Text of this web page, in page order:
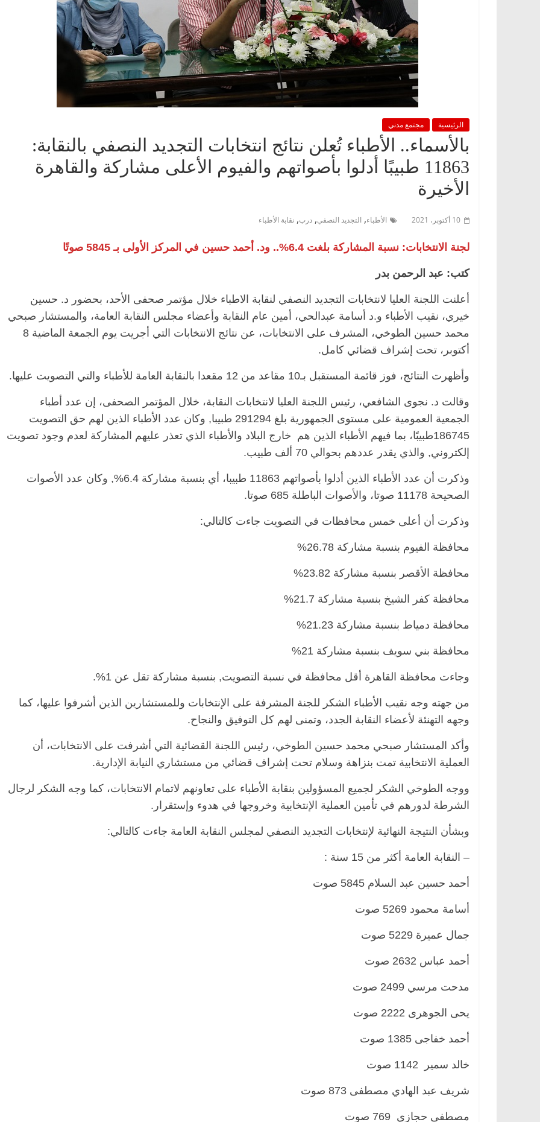
الرئيسية مجتمع مدني
بالأسماء.. الأطباء تُعلن نتائج انتخابات التجديد النصفي بالنقابة:
11863 طبيبًا أدلوا بأصواتهم والفيوم الأعلى مشاركة والقاهرة
الأخيرة
10 أكتوبر، 2021 الأطباء, التجديد النصفي, درب, نقابة الأطباء
لجنة الانتخابات: نسبة المشاركة بلغت 6.4%.. ود. أحمد حسين في المركز الأولى بـ 5845 صوتًا
كتب: عبد الرحمن بدر
أعلنت اللجنة العليا لانتخابات التجديد النصفي لنقابة الاطباء خلال مؤتمر صحفى الأحد، بحضور د. حسين
خيري، نقيب الأطباء و.د أسامة عبدالحي، أمين عام النقابة وأعضاء مجلس النقابة العامة، والمستشار صبحي
محمد حسين الطوخي، المشرف على الانتخابات، عن نتائج الانتخابات التي أجريت يوم الجمعة الماضية 8
أكتوبر، تحت إشراف قضائي كامل.
وأظهرت النتائج، فوز قائمة المستقبل بـ10 مقاعد من 12 مقعدا بالنقابة العامة للأطباء والتي التصويت عليها.
وقالت د. نجوى الشافعي، رئيس اللجنة العليا لانتخابات النقابة، خلال المؤتمر الصحفى، إن عدد أطباء
الجمعية العمومية على مستوى الجمهورية بلغ 291294 طبيبا, وكان عدد الأطباء الذين لهم حق التصويت
186745طبيبًا، بما فيهم الأطباء الذين هم خارج البلاد والأطباء الذي تعذر عليهم المشاركة لعدم وجود تصويت
إلكتروني, والذي يقدر عددهم بحوالي 70 ألف طبيب.
وذكرت أن عدد الأطباء الذين أدلوا بأصواتهم 11863 طبيبا، أي بنسبة مشاركة 6.4%, وكان عدد الأصوات
الصحيحة 11178 صوتا، والأصوات الباطلة 685 صوتا.
وذكرت أن أعلى خمس محافظات في التصويت جاءت كالتالي:
محافظة الفيوم بنسبة مشاركة 26.78%
محافظة الأقصر بنسبة مشاركة 23.82%
محافظة كفر الشيخ بنسبة مشاركة 21.7%
محافظة دمياط بنسبة مشاركة 21.23%
محافظة بني سويف بنسبة مشاركة 21%
وجاءت محافظة القاهرة أقل محافظة في نسبة التصويت, بنسبة مشاركة تقل عن 1%.
من جهته وجه نقيب الأطباء الشكر للجنة المشرفة على الإنتخابات وللمستشارين الذين أشرفوا عليها، كما
وجهه التهنئة لأعضاء النقابة الجدد، وتمنى لهم كل التوفيق والنجاح.
وأكد المستشار صبحي محمد حسين الطوخي، رئيس اللجنة القضائية التي أشرفت على الانتخابات، أن
العملية الانتخابية تمت بنزاهة وسلام تحت إشراف قضائي من مستشاري النيابة الإدارية.
ووجه الطوخي الشكر لجميع المسؤولين بنقابة الأطباء على تعاونهم لاتمام الانتخابات، كما وجه الشكر لرجال
الشرطة لدورهم في تأمين العملية الإنتخابية وخروجها في هدوء وإستقرار.
وبشأن النتيجة النهائية لإنتخابات التجديد النصفي لمجلس النقابة العامة جاءت كالتالي:
– النقابة العامة أكثر من 15 سنة :
أحمد حسين عبد السلام 5845 صوت
أسامة محمود 5269 صوت
جمال عميرة 5229 صوت
أحمد عباس 2632 صوت
مدحت مرسي 2499 صوت
يحى الجوهرى 2222 صوت
أحمد خفاجى 1385 صوت
خالد سمير 1142 صوت
شريف عبد الهادي مصطفى 873 صوت
مصطفى حجازي 769 صوت
مقعد شاغر على مائدة الإفطار.. يحيى
حسين عبدالهادي فارس مقاومة
الخصخصة الذي دافع عن المال العام
الرئيسية مصر ناس وناس
في ذكرى رحيله.. د. نور فرحات فقيه
قانوني دافع عن قضايا الوطن وانحاز
للحرية (بروفايل)
ناس وناس
بذكرى ميلاده وحيداً على أبواب